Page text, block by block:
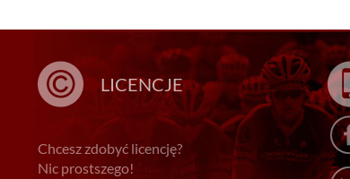
LICENCJE
Chcesz zdobyć licencję?
Nic prostszego!